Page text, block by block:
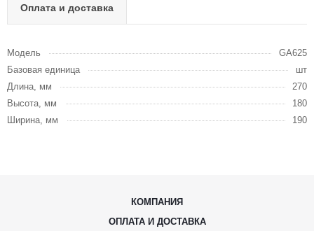
Оплата и доставка
Модель
GA625
Базовая единица
шт
Длина, мм
270
Высота, мм
180
Ширина, мм
190
КОМПАНИЯ
ОПЛАТА И ДОСТАВКА